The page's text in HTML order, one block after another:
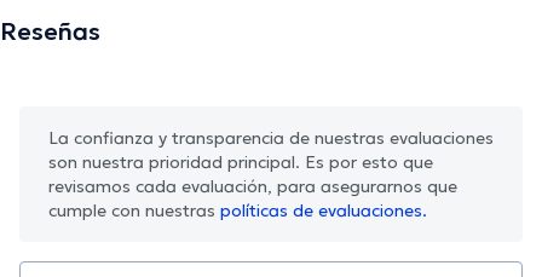
Reseñas
La confianza y transparencia de nuestras evaluaciones
son nuestra prioridad principal. Es por esto que
revisamos cada evaluación, para asegurarnos que
cumple con nuestras políticas de evaluaciones.